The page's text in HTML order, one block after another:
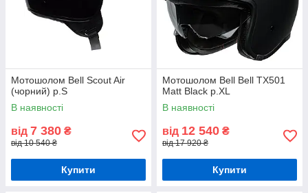
Мотошолом Bell Scout Air
(чорний) р.S
В наявності
від 7 380 ₴
від 10 540 ₴
Купити
Мотошолом Bell Bell TX501
Matt Black р.XL
В наявності
від 12 540 ₴
від 17 920 ₴
Купити